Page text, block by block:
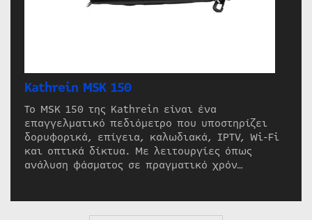
Kathrein MSK 150
Το MSK 150 της Kathrein είναι ένα
επαγγελματικό πεδιόμετρο που υποστηρίζει
δορυφορικά, επίγεια, καλωδιακά, IPTV, Wi-Fi
και οπτικά δίκτυα. Με λειτουργίες όπως
ανάλυση φάσματος σε πραγματικό χρόν…